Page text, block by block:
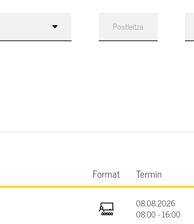
Format Termin
08.08.2026
08:00 - 16:00